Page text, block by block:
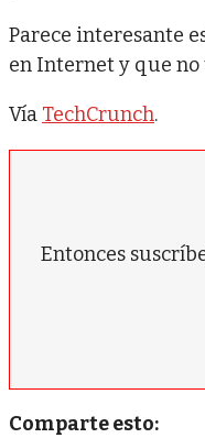
Parece interesante
en Internet y que
Vía TechCrunch.
Entonces
Comparte esto: